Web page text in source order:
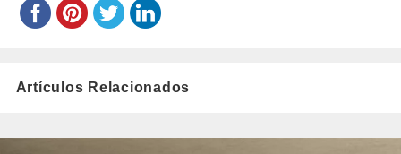
Artículos Relacionados